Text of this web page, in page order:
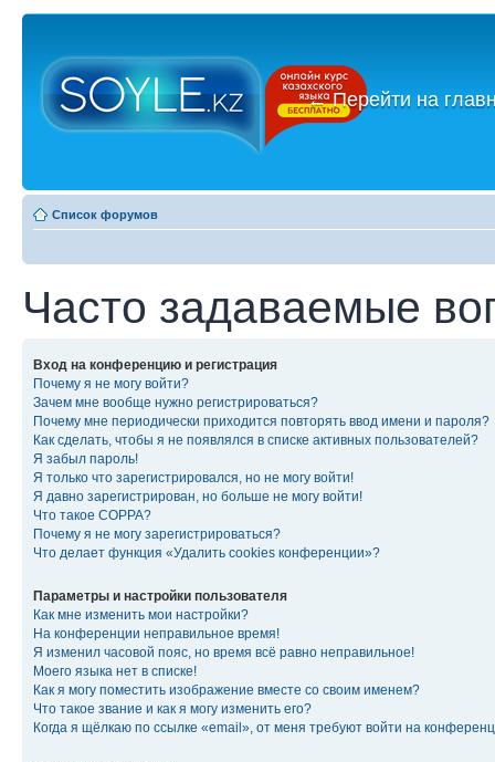
←Перейти на
Список форумов
Часто задаваемые
Вход на конференцию и регистрация
Почему я не могу войти?
Зачем мне вообще нужно регистрироваться?
Почему мне периодически приходится повторять ввод имени и пароля?
Как сделать, чтобы я не появлялся в списке активных пользователей?
Я забыл пароль!
Я только что зарегистрировался, но не могу войти!
Я давно зарегистрирован, но больше не могу войти!
Что такое COPPA?
Почему я не могу зарегистрироваться?
Что делает функция «Удалить cookies конференции»?
Параметры и настройки пользователя
Как мне изменить мои настройки?
На конференции неправильное время!
Я изменил часовой пояс, но время всё равно неправильное!
Моего языка нет в списке!
Как я могу поместить изображение вместе со своим именем?
Что такое звание и как я могу изменить его?
Когда я щёлкаю по ссылке «email», от меня требуют войти на